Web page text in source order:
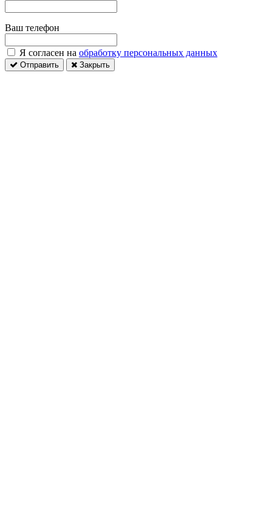
Ваш телефон
Я согласен на обработку персональных данных
Отправить Закрыть